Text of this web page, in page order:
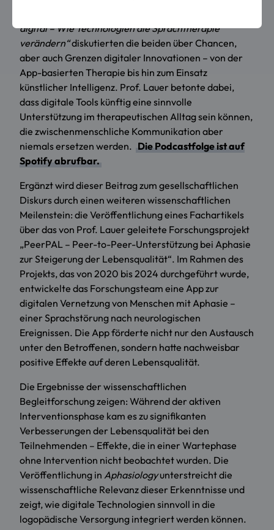
digital – Wie Technologien die Sprachtherapie
verändern“diskutierten die beiden über Chancen,
aber auch Grenzen digitaler Innovationen – von der
App-basierten Therapie bis hin zum Einsatz
künstlicher Intelligenz. Prof. Lauer betonte dabei,
dass digitale Tools künftig eine sinnvolle
Unterstützung im therapeutischen Alltag sein können,
die zwischenmenschliche Kommunikation aber
niemals ersetzen werden. Die Podcastfolge ist auf
Spotify abrufbar.
Ergänzt wird dieser Beitrag zum gesellschaftlichen
Diskurs durch einen weiteren wissenschaftlichen
Meilenstein: die Veröffentlichung eines Fachartikels
über das von Prof. Lauer geleitete Forschungsprojekt
„PeerPAL – Peer-to-Peer-Unterstützung bei Aphasie
zur Steigerung der Lebensqualität“. Im Rahmen des
Projekts, das von 2020 bis 2024 durchgeführt wurde,
entwickelte das Forschungsteam eine App zur
digitalen Vernetzung von Menschen mit Aphasie –
einer Sprachstörung nach neurologischen
Ereignissen. Die App förderte nicht nur den Austausch
unter den Betroffenen, sondern hatte nachweisbar
positive Effekte auf deren Lebensqualität.
Die Ergebnisse der wissenschaftlichen
Begleitforschung zeigen: Während der aktiven
Interventionsphase kam es zu signifikanten
Verbesserungen der Lebensqualität bei den
Teilnehmenden – Effekte, die in einer Wartephase
ohne Intervention nicht beobachtet wurden. Die
Veröffentlichung in Aphasiologyunterstreicht die
wissenschaftliche Relevanz dieser Erkenntnisse und
zeigt, wie digitale Technologien sinnvoll in die
logopädische Versorgung integriert werden können.